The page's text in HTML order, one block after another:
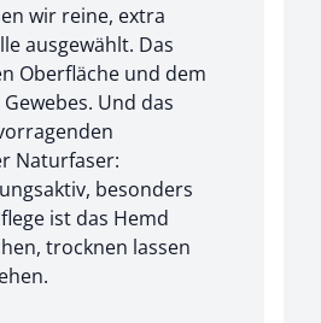
wir reine, extra
ausgewählt. Das
Oberfläche und dem
Und das
Naturfaser:
besonders
ist das Hemd
trocknen lassen